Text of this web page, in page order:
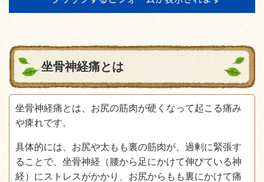
坐骨神経痛とは
坐骨神経痛とは、お尻の筋肉が硬くなって起こる痛み
や痺れです。
具体的には、お尻や太もも裏の筋肉が、過剰に緊張す
ることで、坐骨神経（腰から足にかけて伸びている神
経）にストレスがかかり、お尻からもも裏にかけて痛